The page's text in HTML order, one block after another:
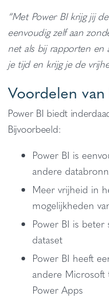
“Met Power BI krijg jij
eenvoudig zelf aan
net als bij rapporten en
je tijd en krijg je de
Voordelen
Power BI biedt
Bijvoorbeeld:
Power BI is
andere
Meer vrijheid in
mogelijkheden
Power BI is
dataset
Power BI heeft
andere Microsoft
Power Apps